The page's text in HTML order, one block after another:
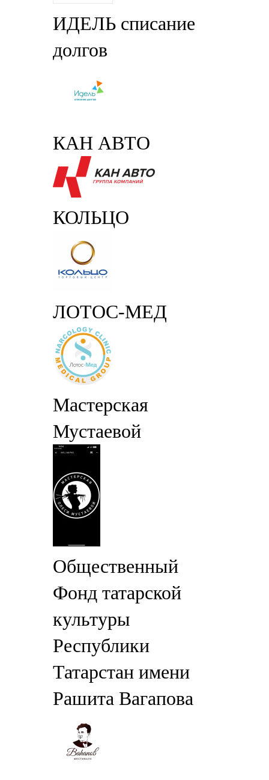
ИДЕЛЬ списание
долгов
КАН АВТО
КОЛЬЦО
ЛОТОС-МЕД
Мастерская
Мустаевой
Общественный
Фонд татарской
культуры
Республики
Татарстан имени
Рашита Вагапова